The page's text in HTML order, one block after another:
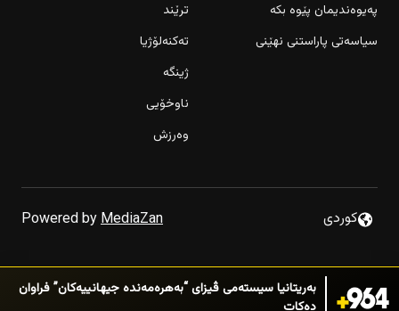
پەیوەندیمان پێوە بکە
سیاسەتی پاراستنی نهێنی
ترێند
تەکنەلۆژیا
ژینگە
ناوخۆیی
وەرزش
كوردى Powered byMediaZan
بەریتانیا سیستەمی ڤیزای “بەهرەمەندە جیهانییەکان” فراوان
دەکات